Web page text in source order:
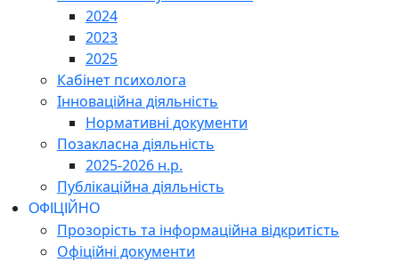
2024
2023
2025
Кабінет психолога
Інноваційна діяльність
Нормативні документи
Позакласна діяльність
2025-2026 н.р.
Публікаційна діяльність
ОФІЦІЙНО
Прозорість та інформаційна відкритість
Офіційні документи